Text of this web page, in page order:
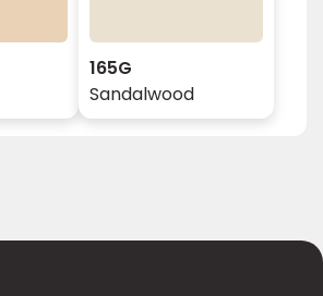
165G
Sandalwood